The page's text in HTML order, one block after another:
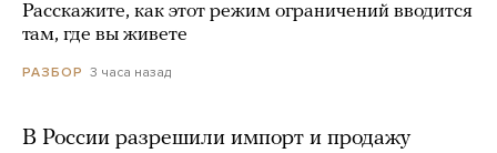
Расскажите, как этот режим ограничений вводится
там, где вы живете
РАЗБОР 3 часа назад
В России разрешили импорт и продажу